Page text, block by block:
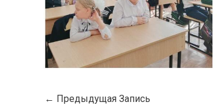
← Предыдущая Запись